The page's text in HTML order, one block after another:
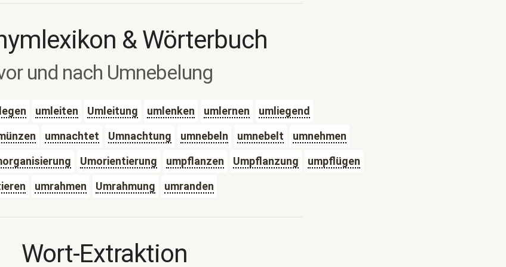
& Wörterbuch
und nach Umnebelung
umleiten Umleitung umlenken umlernen
umliegend
umnachtet Umnachtung umnebeln umnebelt
umnehmen
Umorientierung umpflanzen Umpflanzung
umpflügen
umrahmen Umrahmung umranden
Wort-Extraktion